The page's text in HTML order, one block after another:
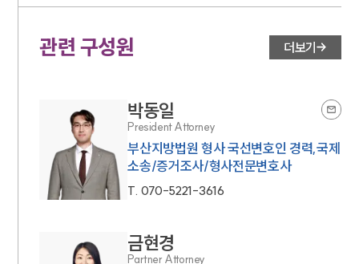
관련 구성원 더보기
박동일
President Attorney
부산지방법원 형사 국선변호인 경력,국제
소송/증거조사/형사전문변호사
T. 070-5221-3616
금현경
Partner Attorney